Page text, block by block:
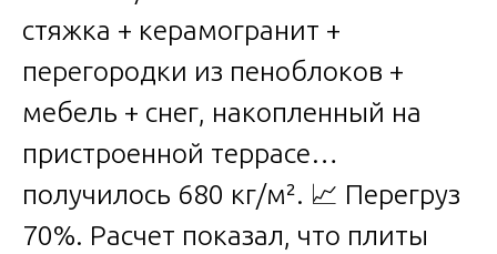
стяжка + керамогранит +
перегородки из пеноблоков +
мебель + снег, накопленный на
пристроенной террасе…
получилось 680 кг/м². 📈 Перегруз
70%. Расчет показал, что плиты